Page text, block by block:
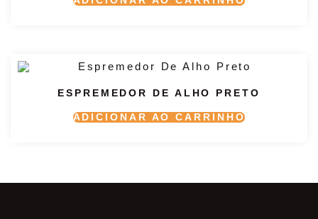
ESPREMEDOR DE ALHO PRETO
ADICIONAR AO CARRINHO